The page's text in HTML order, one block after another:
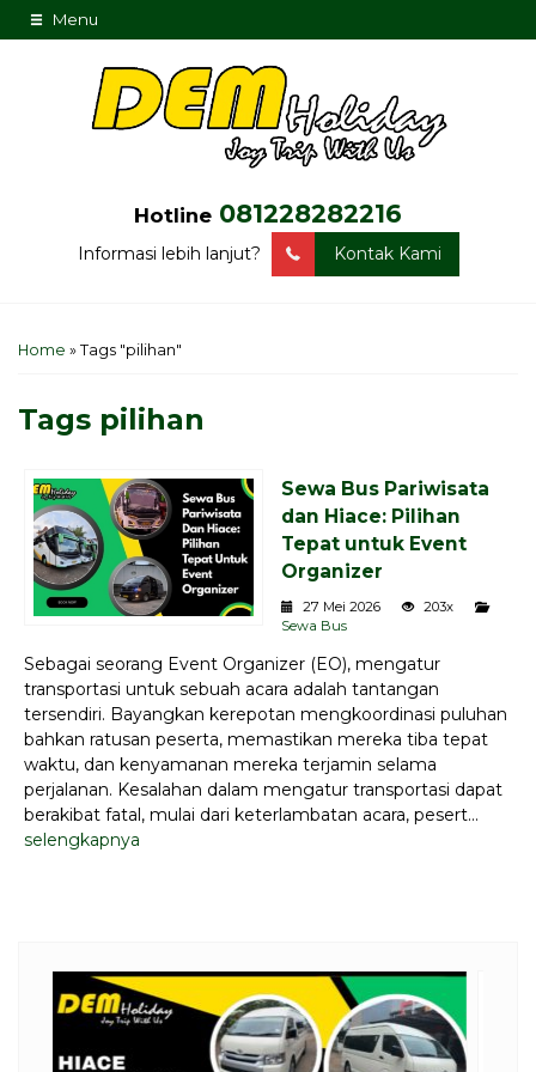
Menu
Hotline 081228282216
Informasi lebih lanjut? Kontak Kami
Home » Tags "pilihan"
Tags pilihan
Sewa Bus Pariwisata
dan Hiace: Pilihan
Tepat untuk Event
Organizer
27 Mei 2026
203x
Sewa Bus
Sebagai seorang Event Organizer (EO), mengatur
transportasi untuk sebuah acara adalah tantangan
tersendiri. Bayangkan kerepotan mengkoordinasi puluhan
bahkan ratusan peserta, memastikan mereka tiba tepat
waktu, dan kenyamanan mereka terjamin selama
perjalanan. Kesalahan dalam mengatur transportasi dapat
berakibat fatal, mulai dari keterlambatan acara, pesert...
selengkapnya